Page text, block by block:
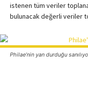
istenen tüm veriler
bulunacak değerli veriler
Philae’nin yan durduğu